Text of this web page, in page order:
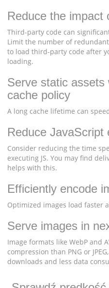
Reduce the impact
Third-party code can
Limit the number of
to load third-party code after
loading.
Serve static assets
cache policy
A long cache lifetime can
Reduce JavaScript
Consider reducing the time
executing JS. You may find
helps with this.
Efficiently encode
Optimized images load faster
Serve images in
Image formats like WebP and
compression than PNG or
downloads and less data